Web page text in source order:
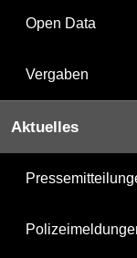
Open Data
Vergaben
Aktuelles